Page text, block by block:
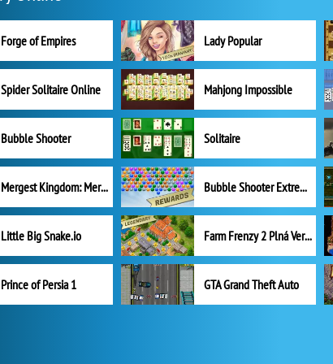
Forge of Empires Lady Popular
Spider Solitaire Online Mahjong Impossible
Bubble Shooter Solitaire
Mergest Kingdom: Merge Puzzle Bubble Shooter Extreme
Little Big Snake.io Farm Frenzy 2 Plná Verze
Prince of Persia 1 GTA Grand Theft Auto